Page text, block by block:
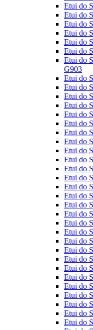
Etui do
Etui do
Etui do
Etui do
Etui do
Etui do
Etui do
G903
Etui do
Etui do
Etui do
Etui do
Etui do
Etui do
Etui do
Etui do
Etui do
Etui do
Etui do
Etui do
Etui do
Etui do
Etui do
Etui do
Etui do
Etui do
Etui do
Etui do
Etui do
Etui do
Etui do
Etui do
Etui do
Etui do
Etui do
Etui do